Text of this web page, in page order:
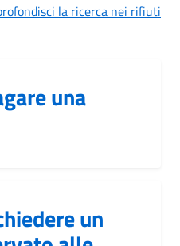
la ricerca nei rifiuti
una
un